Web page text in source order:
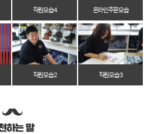
직원 모습 4 온라인 주문 모습
직원 모습 2 직원 모습 3